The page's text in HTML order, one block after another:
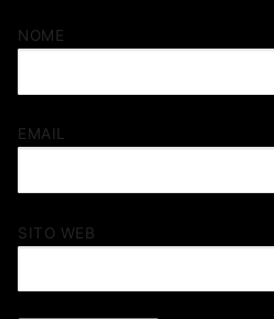
NOME
EMAIL
SITO WEB